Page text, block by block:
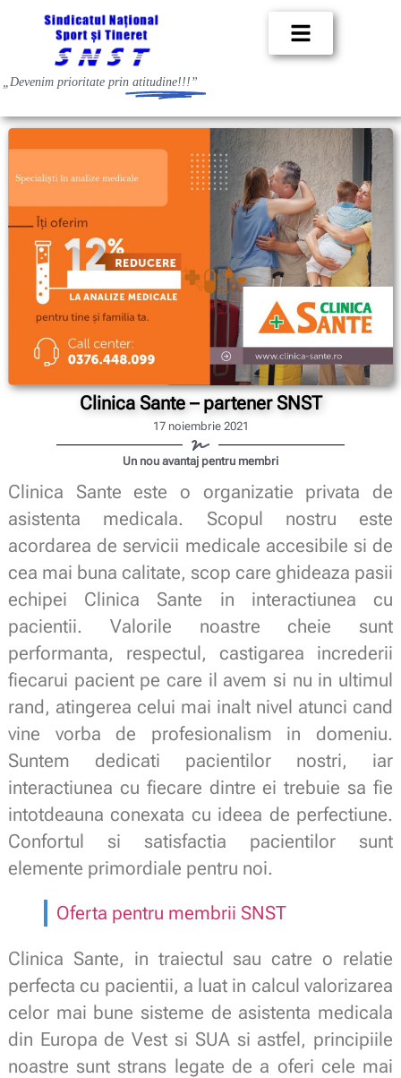
„Devenim prioritate prin atitudine!!!”
Clinica Sante – partener SNST
17 noiembrie 2021
Un nou avantaj pentru membri
Clinica Sante este o organizatie privata de
asistenta medicala. Scopul nostru este
acordarea de servicii medicale accesibile si de
cea mai buna calitate, scop care ghideaza pasii
echipei Clinica Sante in interactiunea cu
pacientii. Valorile noastre cheie sunt
performanta, respectul, castigarea increderii
fiecarui pacient pe care il avem si nu in ultimul
rand, atingerea celui mai inalt nivel atunci cand
vine vorba de profesionalism in domeniu.
Suntem dedicati pacientilor nostri, iar
interactiunea cu fiecare dintre ei trebuie sa fie
intotdeauna conexata cu ideea de perfectiune.
Confortul si satisfactia pacientilor sunt
elemente primordiale pentru noi.
Oferta pentru membrii SNST
Clinica Sante, in traiectul sau catre o relatie
perfecta cu pacientii, a luat in calcul valorizarea
celor mai bune sisteme de asistenta medicala
din Europa de Vest si SUA si astfel, principiile
noastre sunt strans legate de a oferi cele mai